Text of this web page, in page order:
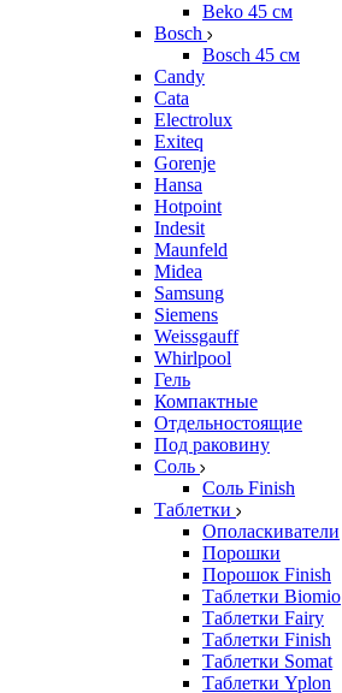
Beko 45 см
Bosch
Bosch 45 см
Candy
Cata
Electrolux
Exiteq
Gorenje
Hansa
Hotpoint
Indesit
Maunfeld
Midea
Samsung
Siemens
Weissgauff
Whirlpool
Гель
Компактные
Отдельностоящие
Под раковину
Соль
Соль Finish
Таблетки
Ополаскиватели
Порошки
Порошок Finish
Таблетки Biomio
Таблетки Fairy
Таблетки Finish
Таблетки Somat
Таблетки Yplon